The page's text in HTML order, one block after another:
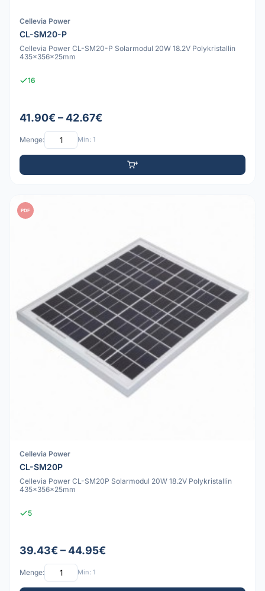
Cellevia Power
CL-SM20-P
Cellevia Power CL-SM20-P Solarmodul 20W 18.2V Polykristallin
435x356x25mm
16
41.90€ – 42.67€
Menge: Min: 1
PDF
Cellevia Power
CL-SM20P
Cellevia Power CL-SM20P Solarmodul 20W 18.2V Polykristallin
435x356x25mm
5
39.43€ – 44.95€
Menge: Min: 1